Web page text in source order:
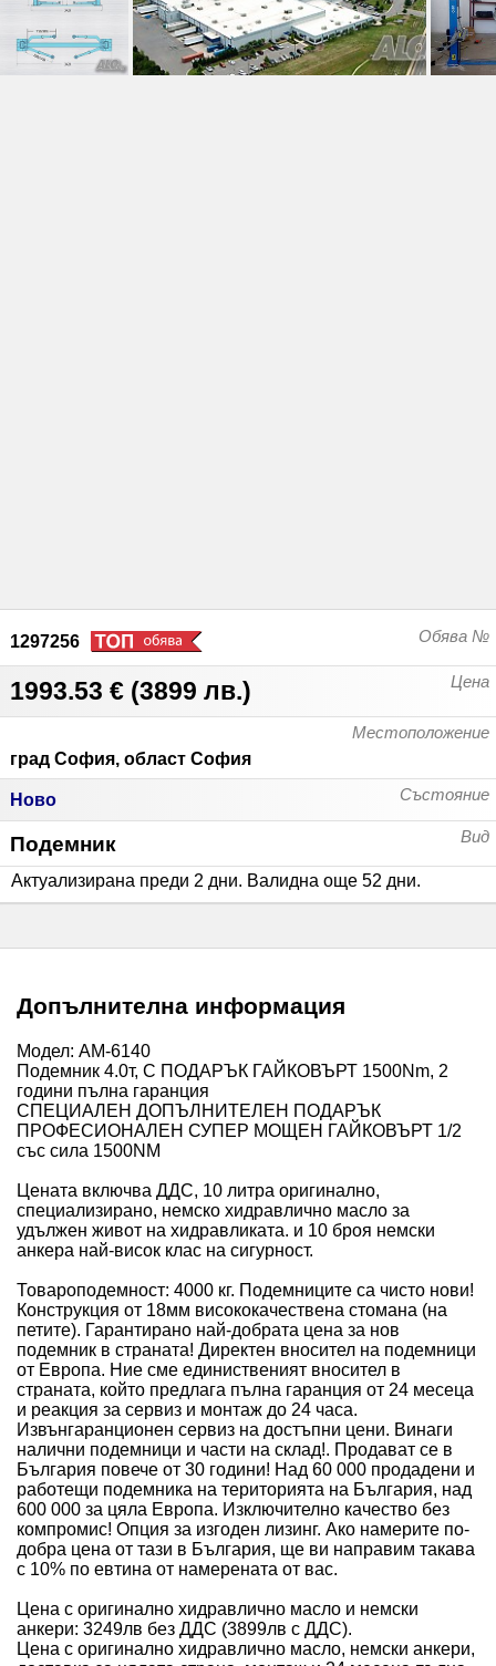
Обява №
1297256
Цена
1993.53 € (3899 лв.)
Местоположение
град София, област София
Състояние
Ново
Вид
Подемник
Актуализирана преди 2 дни. Валидна още 52 дни.
Допълнителна информация
Модел: АМ-6140
Подемник 4.0т, С ПОДАРЪК ГАЙКОВЪРТ 1500Nm, 2
години пълна гаранция
СПЕЦИАЛЕН ДОПЪЛНИТЕЛЕН ПОДАРЪК
ПРОФЕСИОНАЛЕН СУПЕР МОЩЕН ГАЙКОВЪРТ 1/2
със сила 1500NM
Цената включва ДДС, 10 литра оригинално,
специализирано, немско хидравлично масло за
удължен живот на хидравликата. и 10 броя немски
анкера най-висок клас на сигурност.
Товароподемност: 4000 кг. Подемниците са чисто нови!
Конструкция от 18мм висококачествена стомана (на
петите). Гарантирано най-добрата цена за нов
подемник в страната! Директен вносител на подемници
от Европа. Ние сме единиственият вносител в
страната, който предлага пълна гаранция от 24 месеца
и реакция за сервиз и монтаж до 24 часа.
Извънгаранционен сервиз на достъпни цени. Винаги
налични подемници и части на склад!. Продават се в
България повече от 30 години! Над 60 000 продадени и
работещи подемника на територията на България, над
600 000 за цяла Европа. Изключително качество без
компромис! Опция за изгоден лизинг. Ако намерите по-
добра цена от тази в България, ще ви направим такава
с 10% по евтина от намерената от вас.
Цена с оригинално хидравлично масло и немски
анкери: 3249лв без ДДС (3899лв с ДДС).
Цена с оригинално хидравлично масло, немски анкери,